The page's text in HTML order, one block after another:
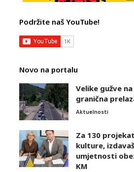
Podržite naš YouTube!
Novo na portalu
Velike gužve
granična
Aktuelnosti
Za 130
kulture,
umjetnosti
KM